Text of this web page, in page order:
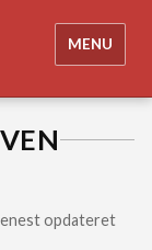
MENU
opdateret